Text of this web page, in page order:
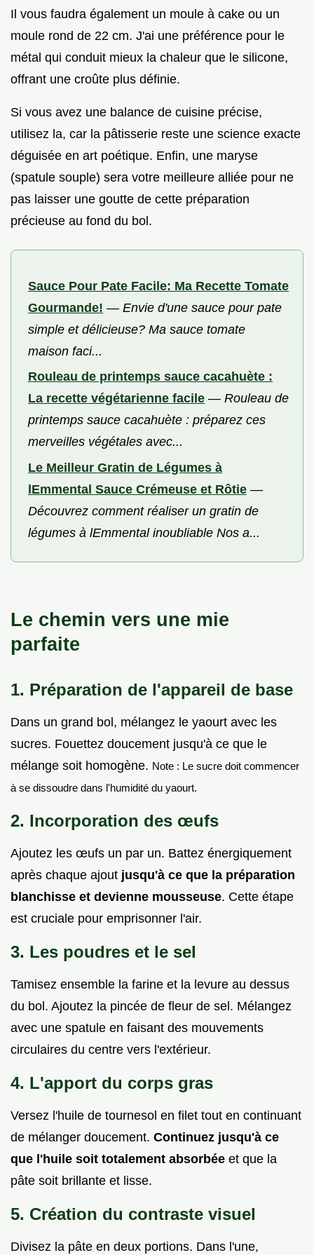
Il vous faudra également un moule à cake ou un
moule rond de 22 cm. J'ai une préférence pour le
métal qui conduit mieux la chaleur que le silicone,
offrant une croûte plus définie.
Si vous avez une balance de cuisine précise,
utilisez la, car la pâtisserie reste une science exacte
déguisée en art poétique. Enfin, une maryse
(spatule souple) sera votre meilleure alliée pour ne
pas laisser une goutte de cette préparation
précieuse au fond du bol.
Sauce Pour Pate Facile: Ma Recette Tomate
Gourmande! — Envie d'une sauce pour pate
simple et délicieuse? Ma sauce tomate
maison faci...
Rouleau de printemps sauce cacahuète :
La recette végétarienne facile — Rouleau de
printemps sauce cacahuète : préparez ces
merveilles végétales avec...
Le Meilleur Gratin de Légumes à
lEmmental Sauce Crémeuse et Rôtie —
Découvrez comment réaliser un gratin de
légumes à lEmmental inoubliable Nos a...
Le chemin vers une mie
parfaite
1. Préparation de l'appareil de base
Dans un grand bol, mélangez le yaourt avec les
sucres. Fouettez doucement jusqu'à ce que le
mélange soit homogène. Note : Le sucre doit commencer
à se dissoudre dans l'humidité du yaourt.
2. Incorporation des œufs
Ajoutez les œufs un par un. Battez énergiquement
après chaque ajout jusqu'à ce que la préparation
blanchisse et devienne mousseuse. Cette étape
est cruciale pour emprisonner l'air.
3. Les poudres et le sel
Tamisez ensemble la farine et la levure au dessus
du bol. Ajoutez la pincée de fleur de sel. Mélangez
avec une spatule en faisant des mouvements
circulaires du centre vers l'extérieur.
4. L'apport du corps gras
Versez l'huile de tournesol en filet tout en continuant
de mélanger doucement. Continuez jusqu'à ce
que l'huile soit totalement absorbée et que la
pâte soit brillante et lisse.
5. Création du contraste visuel
Divisez la pâte en deux portions. Dans l'une,